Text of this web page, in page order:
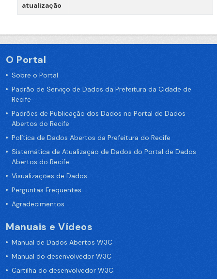
atualização
O Portal
Sobre o Portal
Padrão de Serviço de Dados da Prefeitura da Cidade de
Recife
Padrões de Publicação dos Dados no Portal de Dados
Abertos do Recife
Política de Dados Abertos da Prefeitura do Recife
Sistemática de Atualização de Dados do Portal de Dados
Abertos do Recife
Visualizações de Dados
Perguntas Frequentes
Agradecimentos
Manuais e Vídeos
Manual de Dados Abertos W3C
Manual do desenvolvedor W3C
Cartilha do desenvolvedor W3C